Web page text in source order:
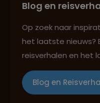
Best
Reizen met oog
Blog en
Op zoek naar
het laatste nieuws?
reisverhalen en het
Blog en